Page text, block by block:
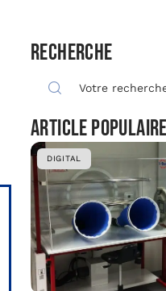
Recherche
Article populaire
DIGITAL